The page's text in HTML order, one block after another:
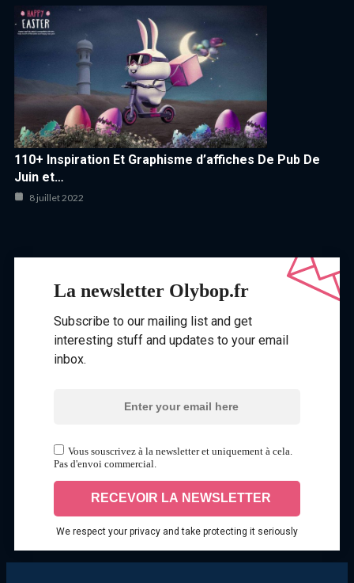
110+ Inspiration Et Graphisme d’affiches De Pub De
Juin et…
8 juillet 2022
La newsletter Olybop.fr
Subscribe to our mailing list and get
interesting stuff and updates to your email
inbox.
Vous souscrivez à la newsletter et uniquement à cela.
Pas d'envoi commercial.
We respect your privacy and take protecting it seriously